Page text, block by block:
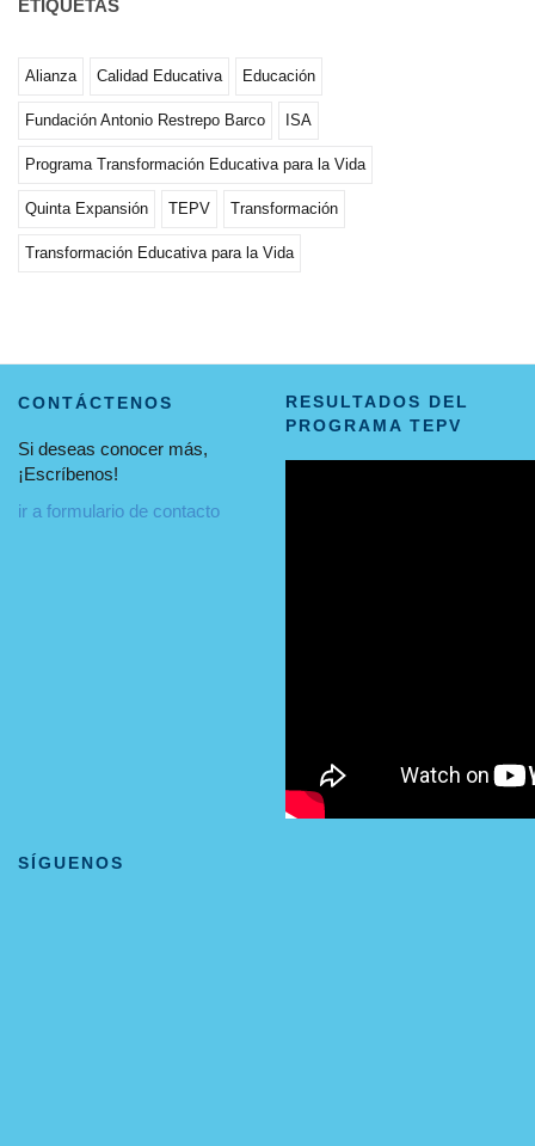
ETIQUETAS
Alianza Calidad Educativa Educación
Fundación Antonio Restrepo Barco ISA
Programa Transformación Educativa para la Vida
Quinta Expansión TEPV Transformación
Transformación Educativa para la Vida
CONTÁCTENOS
Si deseas conocer más,
¡Escríbenos!
ir a formulario de contacto
RESULTADOS DEL
PROGRAMA TEPV
SÍGUENOS